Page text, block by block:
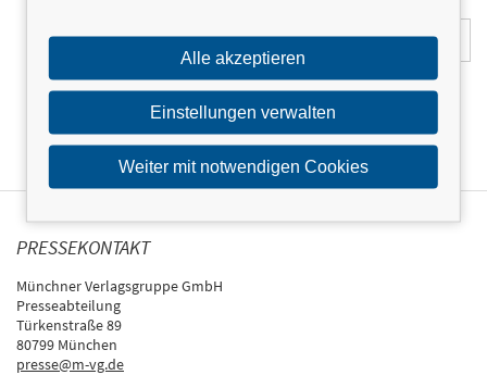
PRESSEKONTAKT
Münchner Verlagsgruppe GmbH
Presseabteilung
Türkenstraße 89
80799 München
presse@m-vg.de
Alle akzeptieren
Einstellungen verwalten
Weiter mit notwendigen Cookies